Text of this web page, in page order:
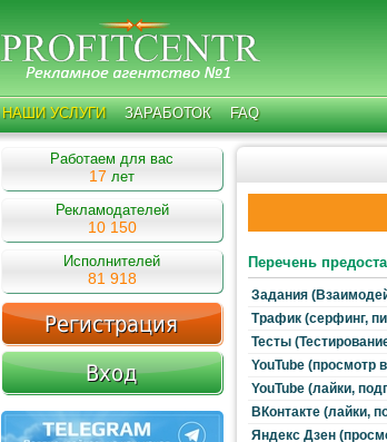
НАШИ УСЛУГИ ЗАРАБОТОК FAQ
Работаем для вас
17 лет
Рекламодателей
10 150
Исполнителей
81 918
Перечень
Задания
Трафик (серфинг,
Тесты
YouTube (просмотр
YouTube (лайки,
ВКонтакте (лайки,
Яндекс Дзен